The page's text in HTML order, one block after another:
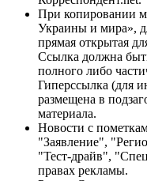
При копировании
Украины и мира»,
прямая открытая
Ссылка должна
полного либо
Гиперссылка (для
размещена в
материала.
Новости с
"Заявление",
"Тест-драйв",
правах рекламы.